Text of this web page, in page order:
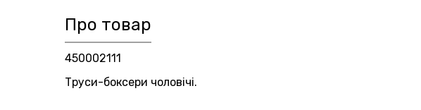
Про товар
450002111
Труси-боксери чоловічі.